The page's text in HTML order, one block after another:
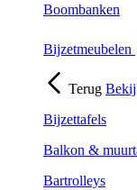
Boombanken
Bijzetmeubelen
Terug
Bijzettafels
Balkon &
Bartrolleys